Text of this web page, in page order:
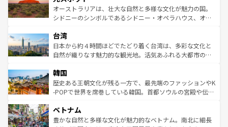
しみながら、その多様性と豊かな歴史を感じることができ
るだろう。車でのロードトリップや列車の旅も、アメリカ
情報は
おすすめ。エメラルドグリーンに輝く海をはじめ、豊かな
文化や歴史が息づいている。「アロハスピリット」と呼ば
人々、おいしいローカルフードやハワイアンミュージッ
ク、伝統的なフラダンスなど、すべてがハワイの魅力を彩
っている。訪れるたびに新しい発見と感動が待っているハ
はコンテンツ一覧
オーストラリアは、壮大な自然と多様な文化が魅力の国。
シドニーのシンボルであるシドニー・オペラハウス、オー
リアリーフや大陸中央部にそびえるウルル（エアーズロッ
ク）、タスマニアの美しい原生林やケアンズの熱帯雨林な
ど、見どころがたくさん。また、カフェやワイン、オージ
いる。アクティビティも充実しており、サーフィンやダイ
ビング、ハイキングなど、アウトドア好きにはたまらな
い。オーストラリアの多彩な魅力を存分に味わいつくそ
参照してほしい。
台湾
日本から約４時間ほどでたどり着く台湾は、多彩な文化と
自然が織りなす魅力的な観光地。活気あふれる大都市の台
ン）、静ひつな山岳地帯である台湾東部など、都市の喧騒
と山間の静けさが共存しており、訪れる人に新しい発見と
驚きをもたらしてくれる。また、奥深い台湾の食文化も魅
容にもいいと評判のスイーツなど、バラエティ豊かな料理
が味わえる。 なお、新着の台湾情報は コンテンツ一覧を参
韓国
歴史ある王朝文化が残る一方で、最先端のファッションやK
-POPで世界を席巻している韓国。首都ソウルの宮殿や伝統
き、地方に足を延ばせば四季折々の自然美を楽しむことが
できる。そして、キムチや焼肉、絶品のストリートフード
ベトナム
豊かな自然と多様な文化が魅力的なベトナム。南北に細長